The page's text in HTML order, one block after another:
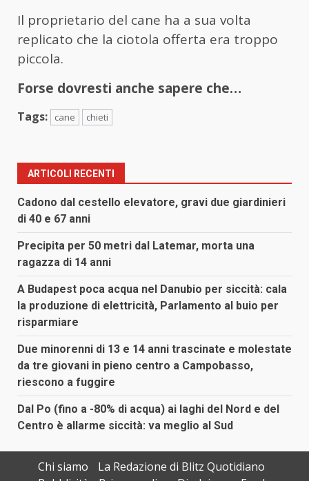
Il proprietario del cane ha a sua volta
replicato che la ciotola offerta era troppo
piccola.
Forse dovresti anche sapere che…
Tags: cane chieti
ARTICOLI RECENTI
Cadono dal cestello elevatore, gravi due giardinieri
di 40 e 67 anni
Precipita per 50 metri dal Latemar, morta una
ragazza di 14 anni
A Budapest poca acqua nel Danubio per siccità: cala
la produzione di elettricità, Parlamento al buio per
risparmiare
Due minorenni di 13 e 14 anni trascinate e molestate
da tre giovani in pieno centro a Campobasso,
riescono a fuggire
Dal Po (fino a -80% di acqua) ai laghi del Nord e del
Centro è allarme siccità: va meglio al Sud
Chi siamo
La Redazione di Blitz Quotidiano